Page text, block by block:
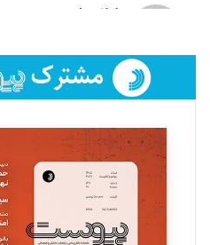
لیلا حنارود
فائزه فتحی رستمی
تحریریه
سروش کرمیان
تحریریه